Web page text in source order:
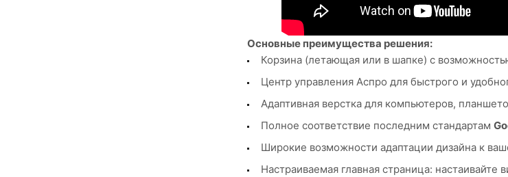
Основные преимущества решения:
Корзина (летающая или в шапке) с
Центр управления Аспро для быстрого и
Адаптивная верстка для компьютеров,
Полное соответствие последним стандартам
Широкие возможности адаптации дизайна к
Настраиваемая главная страница: